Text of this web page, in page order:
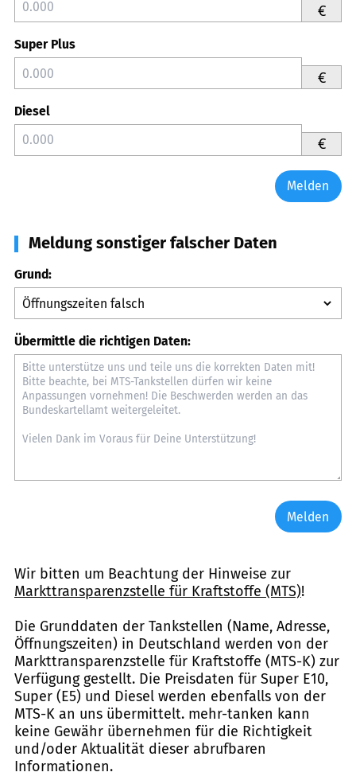
€
Super Plus
€
Diesel
€
Melden
Meldung sonstiger falscher Daten
Grund:
Übermittle die richtigen Daten:
Melden
Wir bitten um Beachtung der Hinweise zur
Markttransparenzstelle für Kraftstoffe (MTS)!
Die Grunddaten der Tankstellen (Name, Adresse,
Öffnungszeiten) in Deutschland werden von der
Markttransparenzstelle für Kraftstoffe (MTS-K) zur
Verfügung gestellt. Die Preisdaten für Super E10,
Super (E5) und Diesel werden ebenfalls von der
MTS-K an uns übermittelt. mehr-tanken kann
keine Gewähr übernehmen für die Richtigkeit
und/oder Aktualität dieser abrufbaren
Informationen.